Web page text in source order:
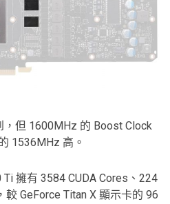
但 1600MHz 的 Boost Clock
1536MHz 高。
Ti 擁有 3584 CUDA Cores、224
較 GeForce Titan X 顯示卡的 96